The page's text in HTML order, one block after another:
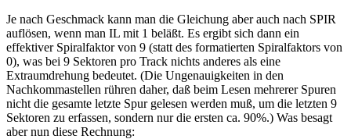
Je nach Geschmack kann man die Gleichung aber auch nach SPIR
auflösen, wenn man IL mit 1 beläßt. Es ergibt sich dann ein
effektiver Spiralfaktor von 9 (statt des formatierten Spiralfaktors von
0), was bei 9 Sektoren pro Track nichts anderes als eine
Extraumdrehung bedeutet. (Die Ungenauigkeiten in den
Nachkommastellen rühren daher, daß beim Lesen mehrerer Spuren
nicht die gesamte letzte Spur gelesen werden muß, um die letzten 9
Sektoren zu erfassen, sondern nur die ersten ca. 90%.) Was besagt
aber nun diese Rechnung: